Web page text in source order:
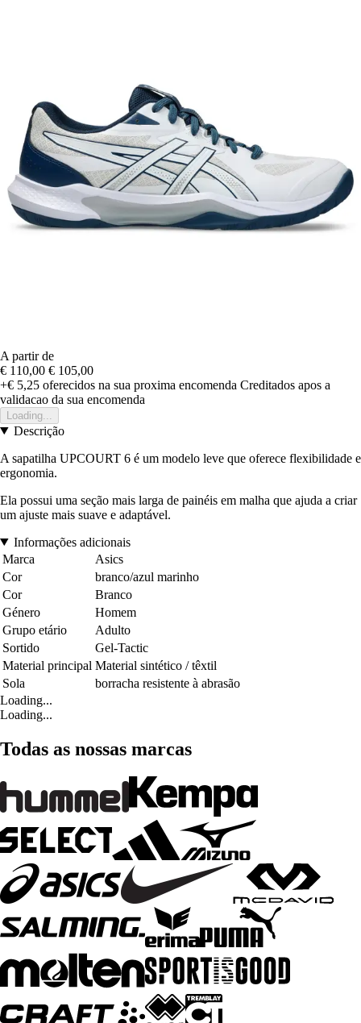
A partir de
€ 110,00 € 105,00
+€ 5,25 oferecidos na sua proxima encomenda Creditados apos a
validacao da sua encomenda
Loading...
Descrição
A sapatilha UPCOURT 6 é um modelo leve que oferece flexibilidade e
ergonomia.
Ela possui uma seção mais larga de painéis em malha que ajuda a criar
um ajuste mais suave e adaptável.
Informações adicionais
Marca
Asics
Cor
branco/azul marinho
Cor
Branco
Género
Homem
Grupo etário
Adulto
Sortido
Gel-Tactic
Material principal Material sintético / têxtil
Sola
borracha resistente à abrasão
Loading...
Loading...
Todas as nossas marcas